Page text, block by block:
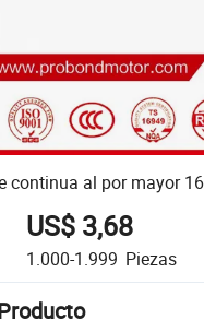
continua al por mayor
US$ 3,68
1.000-1.999 Piezas